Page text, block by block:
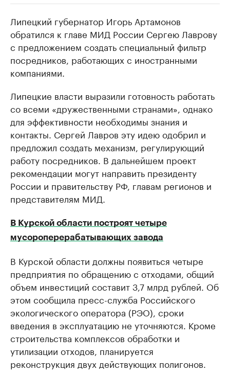
Делитесь новостями бизнеса на РБК
Управляйте страницей компании и развивайте личные
бренды спикеров бизнеса
Крупнейшие
продавцы
Ознакомьтесь с
Липецкий губернатор Игорь Артамонов
обратился к главе МИД России Сергею Лаврову
с предложением создать специальный фильтр
посредников, работающих с иностранными
компаниями.
Липецкие власти выразили готовность работать
со всеми «дружественными странами», однако
для эффективности необходимы знания и
контакты. Сергей Лавров эту идею одобрил и
предложил создать механизм, регулирующий
работу посредников. В дальнейшем проект
рекомендации могут направить президенту
России и правительству РФ, главам регионов и
представителям МИД.
В Курской области построят четыре
мусороперерабатывающих завода
В Курской области должны появиться четыре
предприятия по обращению с отходами, общий
объем инвестиций составит 3,7 млрд рублей. Об
этом сообщила пресс-служба Российского
экологического оператора (РЭО), сроки
введения в эксплуатацию не уточняются. Кроме
строительства комплексов обработки и
утилизации отходов, планируется
реконструкция двух действующих полигонов.